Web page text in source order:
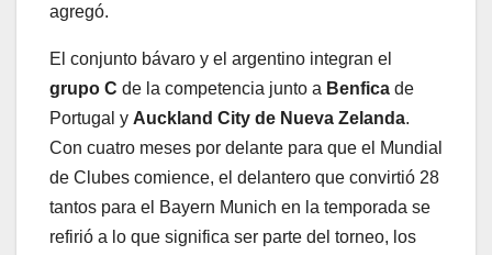
agregó.
El conjunto bávaro y el argentino integran el
grupo C de la competencia junto a Benfica de
Portugal y Auckland City de Nueva Zelanda.
Con cuatro meses por delante para que el Mundial
de Clubes comience, el delantero que convirtió 28
tantos para el Bayern Munich en la temporada se
refirió a lo que significa ser parte del torneo, los